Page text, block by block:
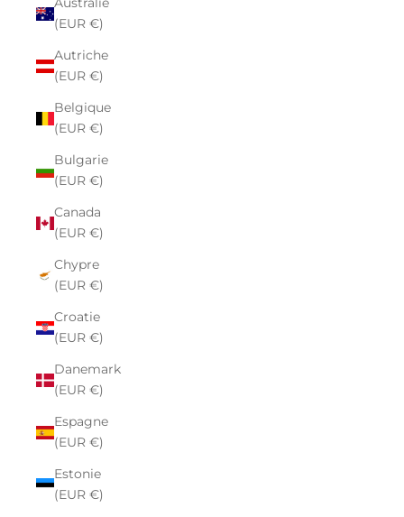
(EUR €)
Autriche
(EUR €)
Belgique
(EUR €)
Bulgarie
(EUR €)
Canada
(EUR €)
Chypre
(EUR €)
Croatie
(EUR €)
Danemark
(EUR €)
Espagne
(EUR €)
Estonie
(EUR €)